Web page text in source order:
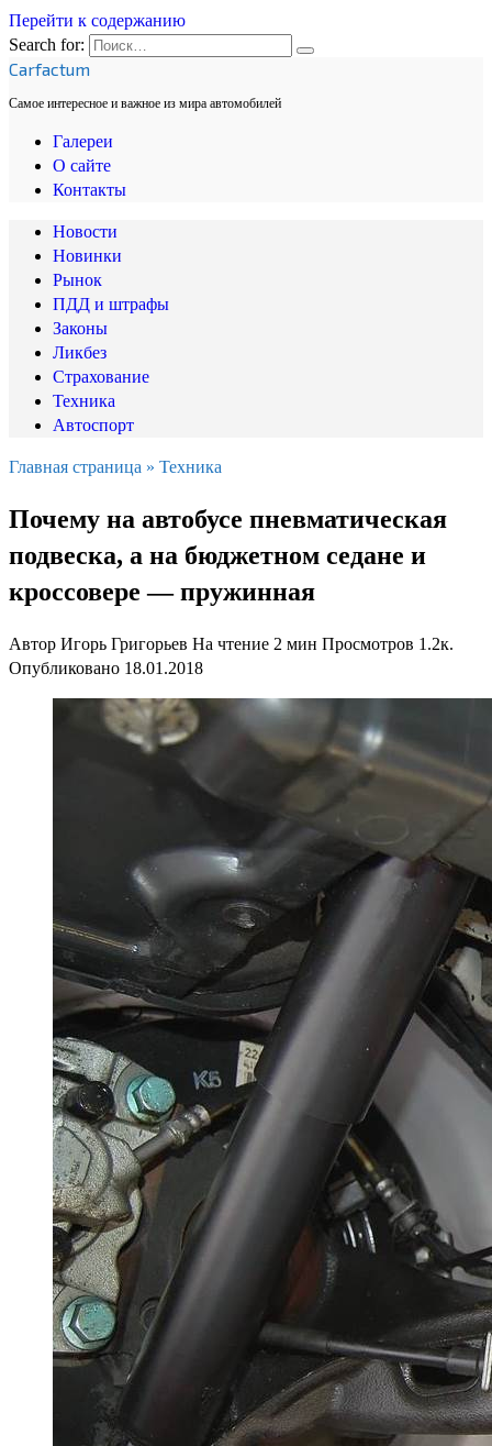
Перейти к содержанию
Search for:
Carfactum
Самое интересное и важное из мира автомобилей
Галереи
О сайте
Контакты
Новости
Новинки
Рынок
ПДД и штрафы
Законы
Ликбез
Страхование
Техника
Автоспорт
Главная страница » Техника
Почему на автобусе пневматическая
подвеска, а на бюджетном седане и
кроссовере — пружинная
Автор Игорь Григорьев На чтение 2 мин Просмотров 1.2к.
Опубликовано 18.01.2018